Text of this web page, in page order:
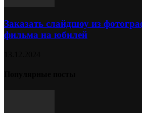
Заказать слайдшоу из
фильма на юбилей